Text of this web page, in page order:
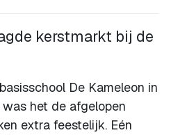
kerstmarkt bij de
De Kameleon in
was het de afgelopen
extra feestelijk. Eén